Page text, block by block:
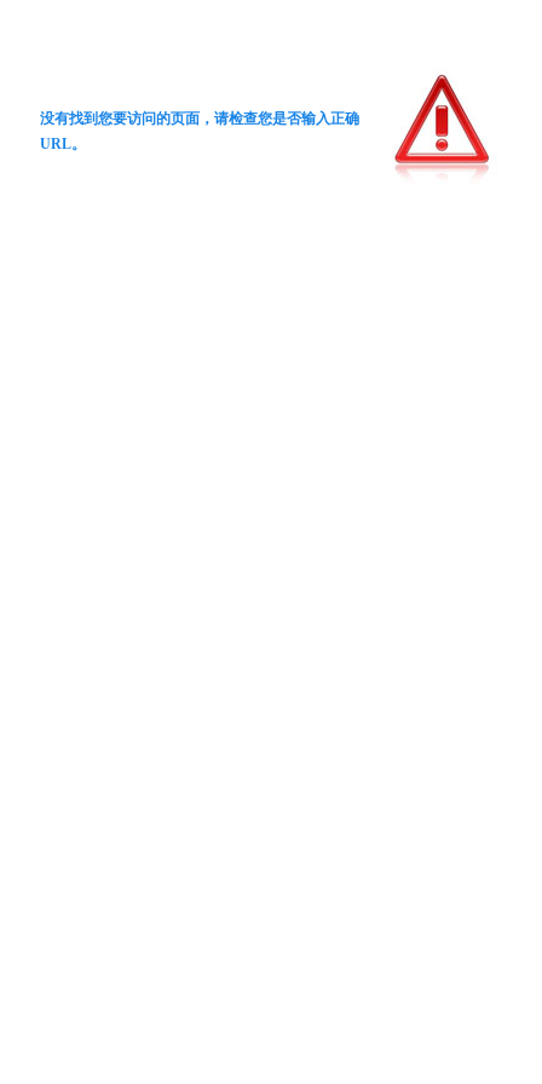
没有找到您要访问的页面，请检查您是否输入正确
URL。